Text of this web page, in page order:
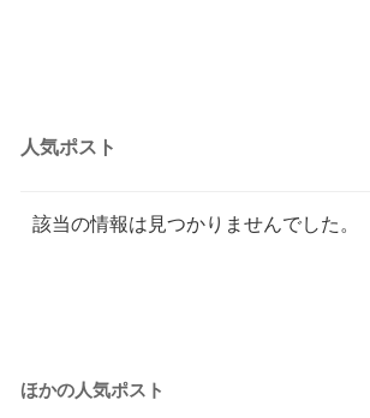
人気ポスト
該当の情報は見つかりませんでした。
ほかの人気ポスト